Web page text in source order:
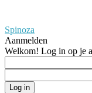
Spinoza
Aanmelden
Welkom! Log in op je